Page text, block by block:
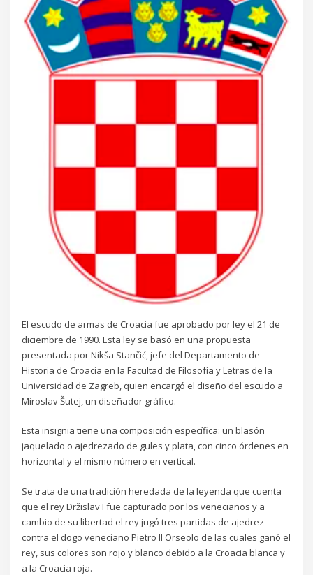
El escudo de armas de Croacia fue aprobado por ley el 21 de
diciembre de 1990. Esta ley se basó en una propuesta
presentada por Nikša Stančić, jefe del Departamento de
Historia de Croacia en la Facultad de Filosofía y Letras de la
Universidad de Zagreb, quien encargó el diseño del escudo a
Miroslav Šutej, un diseñador gráfico.
Esta insignia tiene una composición específica: un blasón
jaquelado o ajedrezado de gules y plata, con cinco órdenes en
horizontal y el mismo número en vertical.
Se trata de una tradición heredada de la leyenda que cuenta
que el rey Držislav I fue capturado por los venecianos y a
cambio de su libertad el rey jugó tres partidas de ajedrez
contra el dogo veneciano Pietro II Orseolo de las cuales ganó el
rey, sus colores son rojo y blanco debido a la Croacia blanca y
a la Croacia roja.